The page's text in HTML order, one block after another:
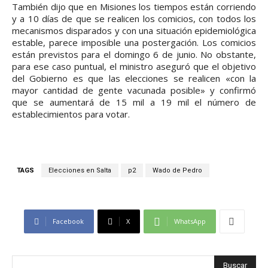
También dijo que en Misiones los tiempos están corriendo
y a 10 días de que se realicen los comicios, con todos los
mecanismos disparados y con una situación epidemiológica
estable, parece imposible una postergación. Los comicios
están previstos para el domingo 6 de junio. No obstante,
para ese caso puntual, el ministro aseguró que el objetivo
del Gobierno es que las elecciones se realicen «con la
mayor cantidad de gente vacunada posible» y confirmó
que se aumentará de 15 mil a 19 mil el número de
establecimientos para votar.
TAGS Elecciones en Salta p2 Wado de Pedro
Facebook X WhatsApp